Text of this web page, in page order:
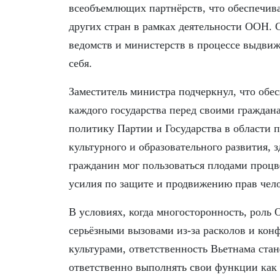
всеобъемлющих партнёрств, что
других стран в рамках деятельности ООН.
ведомств и министерств в процессе
себя.
Заместитель министра подчеркнул, что
каждого государства перед своими
политику Партии и Государства в области
культурного и образовательного
гражданин мог пользоваться плодами
усилия по защите и продвижению прав
В условиях, когда многосторонность,
серьёзными вызовами из-за расколов и
культурами, ответственность Вьетнама
ответственно выполнять свои функции